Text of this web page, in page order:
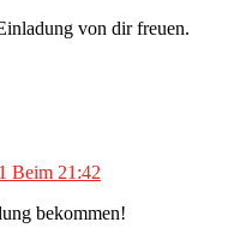
von dir freuen.
Beim 21:42
bekommen!